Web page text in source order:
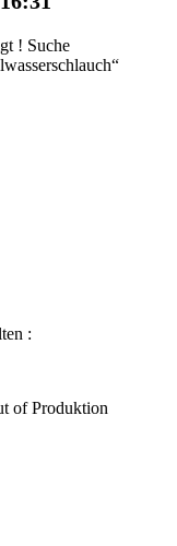
! Suche
:
of Produktion